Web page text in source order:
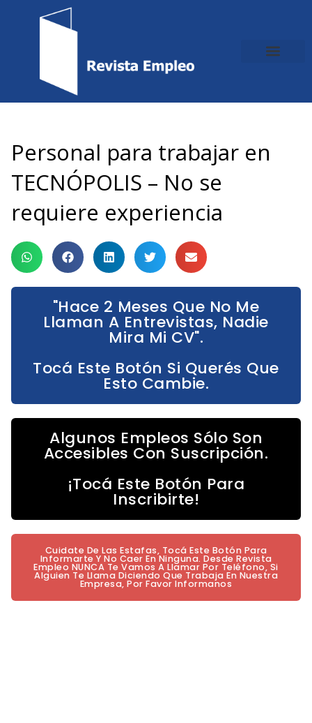
Personal para trabajar en
TECNÓPOLIS – No se
requiere experiencia
"Hace 2 Meses Que No Me
Llaman A Entrevistas, Nadie
Mira Mi CV".
Tocá Este Botón Si Querés Que
Esto Cambie.
Algunos Empleos Sólo Son
Accesibles Con Suscripción.
¡Tocá Este Botón Para
Inscribirte!
Cuidate De Las Estafas, Tocá Este Botón Para
Informarte Y No Caer En Ninguna. Desde Revista
Empleo NUNCA Te Vamos A Llamar Por Teléfono, Si
Alguien Te Llama Diciendo Que Trabaja En Nuestra
Empresa, Por Favor Informanos